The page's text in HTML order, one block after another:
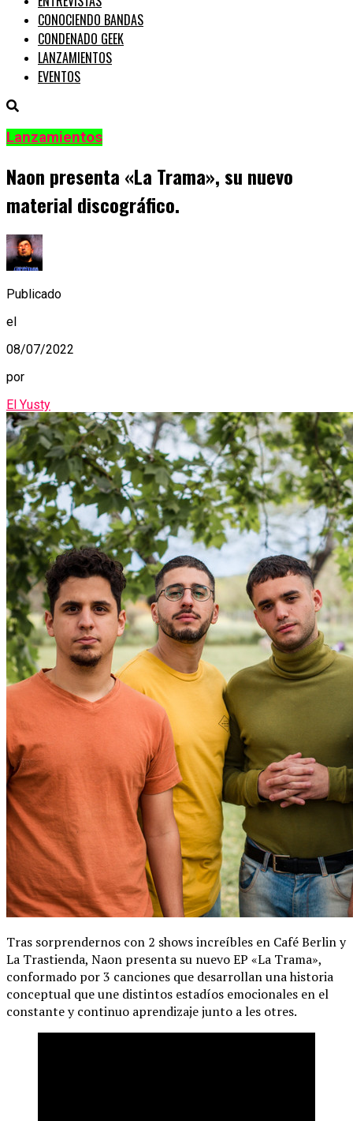
CONOCIENDO BANDAS
CONDENADO GEEK
LANZAMIENTOS
EVENTOS
Lanzamientos
Naon presenta «La Trama», su nuevo
material discográfico.
Publicado
el
08/07/2022
por
El Yusty
Tras sorprendernos con 2 shows increíbles en Café Berlin y
La Trastienda, Naon presenta su nuevo EP «La Trama»,
conformado por 3 canciones que desarrollan una historia
conceptual que une distintos estadíos emocionales en el
constante y continuo aprendizaje junto a les otres.